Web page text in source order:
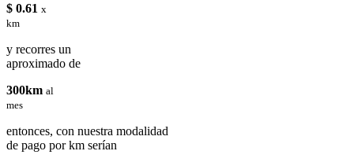
$ 0.61 x
km
y recorres un
aproximado de
300km al
mes
entonces, con nuestra modalidad
de pago por km serían